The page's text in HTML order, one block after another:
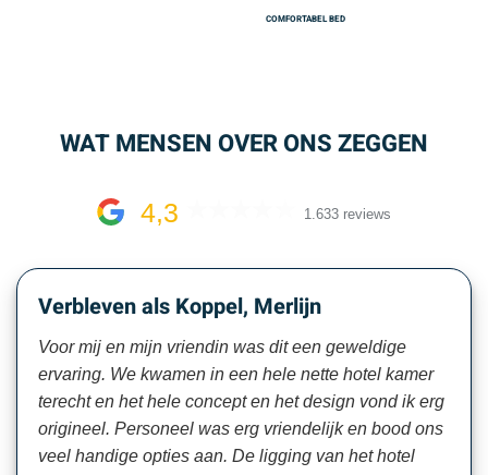
COMFORTABEL BED
WAT MENSEN OVER ONS ZEGGEN
4,3 1.633 reviews
Verbleven als Koppel, Merlijn
Voor mij en mijn vriendin was dit een geweldige
ervaring. We kwamen in een hele nette hotel kamer
terecht en het hele concept en het design vond ik erg
origineel. Personeel was erg vriendelijk en bood ons
veel handige opties aan. De ligging van het hotel